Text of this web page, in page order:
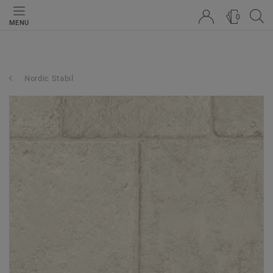
MENU
0
Nordic Stabil